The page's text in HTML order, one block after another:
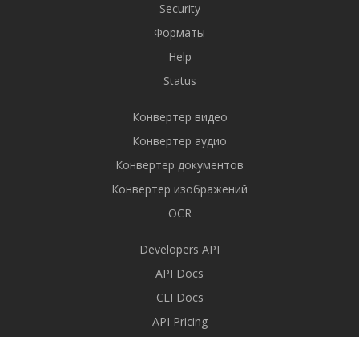
Security
Форматы
Help
Status
Конвертер видео
Конвертер аудио
Конвертер документов
Конвертер изображений
OCR
Developers API
API Docs
CLI Docs
API Pricing